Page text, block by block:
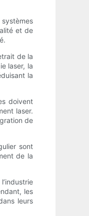
et de
de la
laser, la
la
doivent
laser.
de
sont
de la
les
leurs